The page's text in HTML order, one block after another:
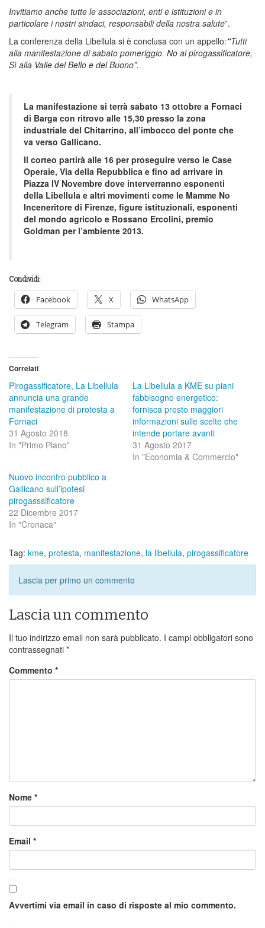
Invitiamo anche tutte le associazioni, enti e istituzioni e in
particolare i nostri sindaci, responsabili della nostra salute”.
La conferenza della Libellula si è conclusa con un appello:“Tutti
alla manifestazione di sabato pomeriggio. No al pirogassificatore,
Sì alla Valle del Bello e del Buono”.
La manifestazione si terrà sabato 13 ottobre a Fornaci
di Barga con ritrovo alle 15,30 presso la zona
industriale del Chitarrino, all’imbocco del ponte che
va verso Gallicano.
Il corteo partirà alle 16 per proseguire verso le Case
Operaie, Via della Repubblica e fino ad arrivare in
Piazza IV Novembre dove interverranno esponenti
della Libellula e altri movimenti come le Mamme No
Inceneritore di Firenze, figure istituzionali, esponenti
del mondo agricolo e Rossano Ercolini, premio
Goldman per l’ambiente 2013.
Condividi:
Facebook X WhatsApp
Telegram Stampa
Correlati
Pirogassificatore, La Libellula
annuncia una grande
manifestazione di protesta a
Fornaci
31 Agosto 2018
In "Primo Piano"
La Libellula a KME su piani
fabbisogno energetico:
fornisca presto maggiori
informazioni sulle scelte che
intende portare avanti
31 Agosto 2017
In "Economia & Commercio"
Nuovo incontro pubblico a
Gallicano sull’ipotesi
pirogasssificatore
22 Dicembre 2017
In "Cronaca"
Tag: kme, protesta, manifestazione, la libellula, pirogassificatore
Lascia per primo un commento
Lascia un commento
Il tuo indirizzo email non sarà pubblicato. I campi obbligatori sono
contrassegnati *
Commento *
Nome *
Email *
Avvertimi via email in caso di risposte al mio commento.